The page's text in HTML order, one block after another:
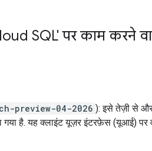
SQL' पर काम करने
preview-04-2026 ): इसे तेज़ी से
है. यह क्लाइंट यूज़र इंटरफ़ेस (यूआई) पर